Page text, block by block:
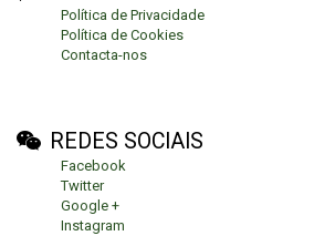
Política de Privacidade
Política de Cookies
Contacta-nos
REDES SOCIAIS
Facebook
Twitter
Google +
Instagram